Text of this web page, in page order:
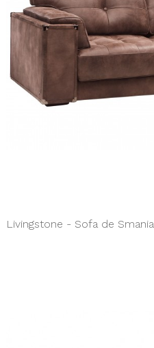
Livingstone - Sofa de Smania